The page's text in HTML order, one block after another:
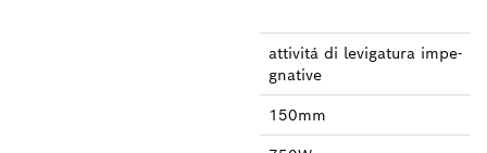
attivitá di leviga­tura impe­
gnative
150mm